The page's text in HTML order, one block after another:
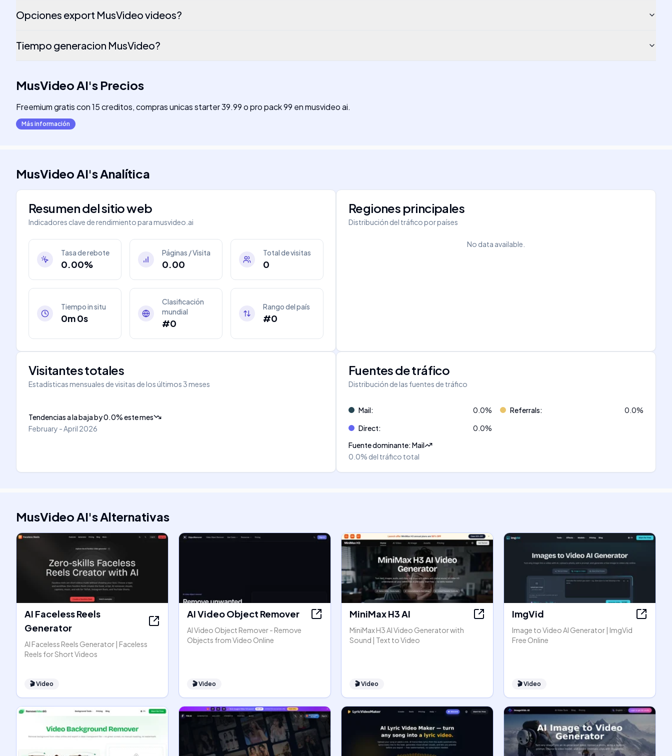
Opciones export MusVideo videos?
Tiempo generacion MusVideo?
MusVideo AI's Precios
Freemium gratis con 15 creditos, compras unicas starter 39.99 o pro pack 99 en musvideo ai.
Más información
MusVideo AI'sAnalítica
Resumen del sitio web
Indicadores clave de rendimiento paramusvideo.ai
Tasa de rebote
0.00%
Páginas / Visita
0.00
Total de visitas
0
Tiempo in situ
0m 0s
Clasificación
mundial
#0
Rango del país
#0
Regiones principales
Distribución del tráfico por países
No data available.
Visitantes totales
Estadísticas mensuales de visitas de los últimos 3 meses
Tendencias a la bajaby0.0%este mes
February - April 2026
Fuentes de tráfico
Distribución de las fuentes de tráfico
Mail: 0.0% Referrals: 0.0%
Direct: 0.0%
Fuente dominante:Mail
0.0% del tráfico total
MusVideo AI'sAlternativas
AI Faceless Reels
Generator
AI Faceless Reels Generator | Faceless
Reels for Short Videos
🎬Video
AI Video Object Remover
AI Video Object Remover - Remove
Objects from Video Online
🎬Video
MiniMax H3 AI
MiniMax H3 AI Video Generator with
Sound | Text to Video
🎬Video
ImgVid
Image to Video AI Generator | ImgVid
Free Online
🎬Video